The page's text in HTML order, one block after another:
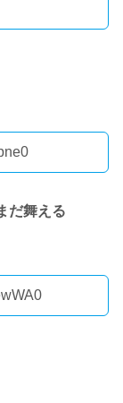
だ舞える